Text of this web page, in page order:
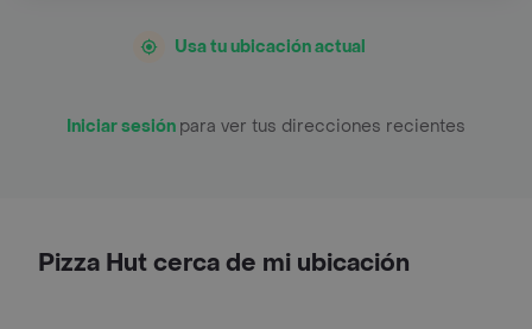
Usa tu ubicación actual
Iniciar sesión para ver tus direcciones recientes
Pizza Hut cerca de mi ubicación